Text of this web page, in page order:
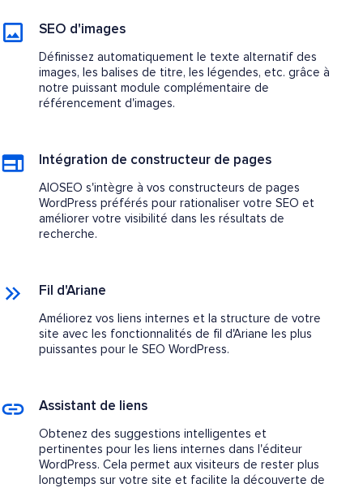
SEO d'images
Définissez automatiquement le texte alternatif des
images, les balises de titre, les légendes, etc. grâce à
notre puissant module complémentaire de
référencement d'images.
Intégration de constructeur de pages
AIOSEO s'intègre à vos constructeurs de pages
WordPress préférés pour rationaliser votre SEO et
améliorer votre visibilité dans les résultats de
recherche.
Fil d'Ariane
Améliorez vos liens internes et la structure de votre
site avec les fonctionnalités de fil d'Ariane les plus
puissantes pour le SEO WordPress.
Assistant de liens
Obtenez des suggestions intelligentes et
pertinentes pour les liens internes dans l'éditeur
WordPress. Cela permet aux visiteurs de rester plus
longtemps sur votre site et facilite la découverte de